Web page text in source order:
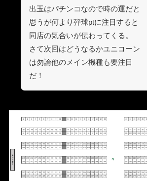
出玉はパチンコなので時の運だと
思うが何より弾球ptに注目すると
同店の気合いが伝わってくる。
さて次回はどうなるかユニコーン
は勿論他のメイン機種も要注目
だ！